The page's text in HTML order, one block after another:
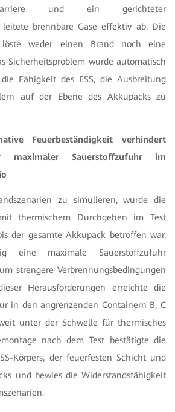
und ein gerichteter
leitete brennbare Gase effektiv ab. Die
löste weder einen Brand noch eine
Sicherheitsproblem wurde automatisch
Fähigkeit des ESS, die Ausbreitung
auf der Ebene des Akkupacks zu
Feuerbeständigkeit verhindert
maximaler Sauerstoffzufuhr im
zu simulieren, wurde die
thermischem Durchgehen im Test
der gesamte Akkupack betroffen war,
eine maximale Sauerstoffzufuhr
strengere Verbrennungsbedingungen
Herausforderungen erreichte die
in den angrenzenden Containern B, C
unter der Schwelle für thermisches
nach dem Test bestätigte die
Körpers, der feuerfesten Schicht und
und bewies die Widerstandsfähigkeit